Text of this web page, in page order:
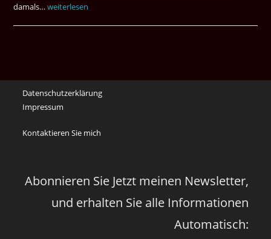
damals…Das
an
die
Corona
Zeiten
weiterlesen
Datenschutzerklärung
Impressum
Kontaktieren Sie mich
Abonnieren Sie Jetzt meinen Newsletter,
und erhalten Sie alle Informationen
Automatisch: